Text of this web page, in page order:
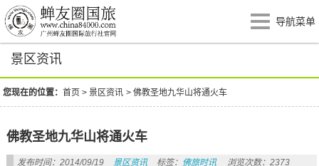
导航菜单
景区资讯
您现在的位置：首页 >景区资讯 >佛教圣地九华山将通火车
佛教圣地九华山将通火车
发布时间：2014/09/19 景区资讯 标签： 佛旅时讯 浏览次数：2373